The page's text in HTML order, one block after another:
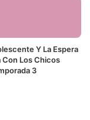
Y La Espera
Con Los Chicos
3